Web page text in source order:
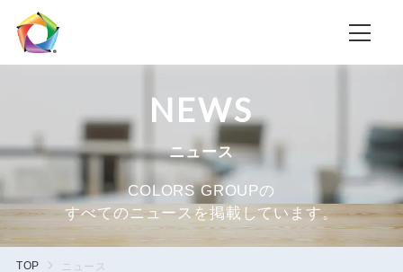
NEWS
ニュース
COLORS GROUPの
すべてのニュースを掲載しています。
TOP ニュース